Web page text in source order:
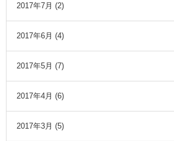
2017年7月 (2)
2017年6月 (4)
2017年5月 (7)
2017年4月 (6)
2017年3月 (5)